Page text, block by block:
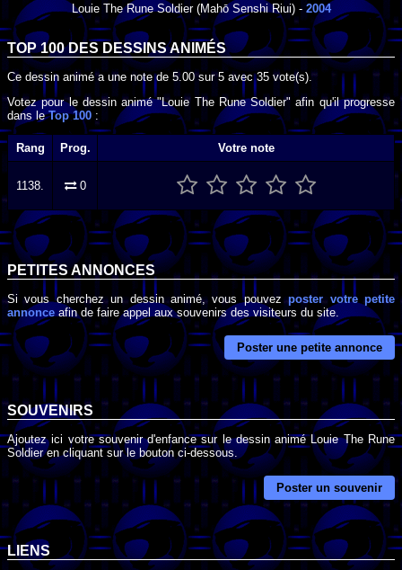
Louie The Rune Soldier(Mahō Senshi Riui) - 2004
TOP 100 DES DESSINS ANIMÉS
Ce dessin animé a une note de 5.00sur5 avec35 vote(s).
Votez pour le dessin animé "Louie The Rune Soldier" afin qu'il progresse
dans leTop 100 :
Rang Prog. Votre note
1138. 0
PETITES ANNONCES
Si vous cherchez un dessin animé, vous pouvezposter votre petite
annonce afin de faire appel aux souvenirs des visiteurs du site.
Poster une petite annonce
SOUVENIRS
Ajoutez ici votre souvenir d'enfance sur le dessin animé Louie The Rune
Soldier en cliquant sur le bouton ci-dessous.
Poster un souvenir
LIENS